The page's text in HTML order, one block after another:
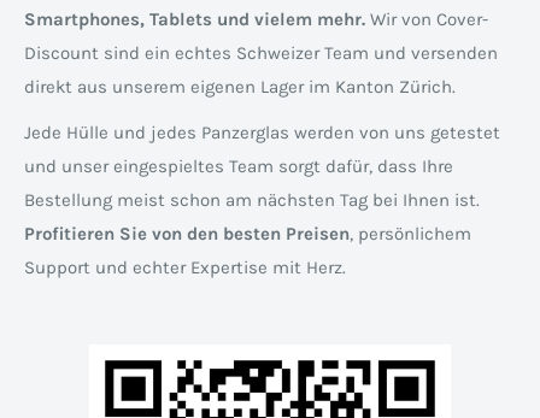
Smartphones, Tablets und vielem mehr. Wir von Cover-
Discount sind ein echtes Schweizer Team und versenden
direkt aus unserem eigenen Lager im Kanton Zürich.
Jede Hülle und jedes Panzerglas werden von uns getestet
und unser eingespieltes Team sorgt dafür, dass Ihre
Bestellung meist schon am nächsten Tag bei Ihnen ist.
Profitieren Sie von den besten Preisen, persönlichem
Support und echter Expertise mit Herz.